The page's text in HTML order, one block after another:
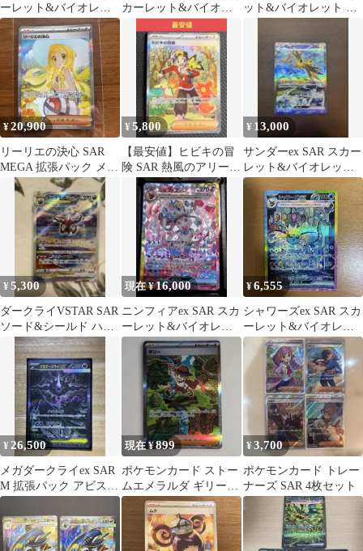
ーレット&バイオレッ
ト 拡張パック バイオレ
ットe…
カーレット&バイオレ
ット 強化拡張パック ト
リプレ…
ット&バイオレット ハ
¥20,900
リーリエの決心 SAR
MEGA 拡張パック メガ
ブレイブ キラ 091/063
¥5,800
【最安値】ヒビキの冒
険 SAR 熱風のアリーナ
¥ 13,000
サンダーex SAR スカー
レット&バイオレット
強化拡張パック ポケモ
ンカー…
¥5,300
ダークライVSTAR SAR
ソード&シールド ハイ
クラスパック VSTAR
ユ…
現在 ¥16,000
ニンフィアex SAR スカ
ーレット&バイオレッ
ト ハイクラスパックテ
ラスタタル
¥6,555
シャワーズex SAR スカ
ーレット&バイオレッ
ト ハイクラスパック テ
ラスタ…
¥26,500
メガダークライex SAR
M 拡張パック アビスア
イ キラ 114/081
現在 ¥899
ポケモンカード ストー
ムエメラルダ ギリー
【SAR】 111/076
¥3,700
ポケモンカード トレー
ナーズ SAR 4枚セット